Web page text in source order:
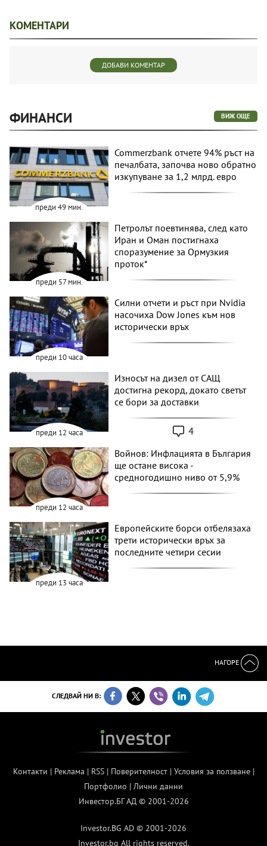
КОМЕНТАРИ
ДОБАВИ КОМЕНТАР
ФИНАНСИ ВИЖ ОЩЕ
преди 49 мин.
Commerzbank отчете 94% ръст на
печалбата, започва ново обратно
изкупуване за 1,2 млрд. евро
преди 57 мин.
Петролът поевтинява, след като
Иран и Оман постигнаха
споразумение за Ормузкия
проток*
преди 10 часа
Силни отчети и ръст при Nvidia
насочиха Dow Jones към нов
исторически връх
преди 12 часа
Износът на дизел от САЩ
достигна рекорд, докато светът
се бори за доставки
4
преди 12 часа
Войнов: Инфлацията в България
ще остане висока -
средногодишно ниво от 5,9%
преди 13 часа
Европейските борси отбелязаха
трети исторически връх за
последните четири сесии
НАГОРЕ
СЛЕДВАЙ НИ В:
Контакти | Реклама | RSS| Поверителност| Условия за ползване|
Портфолио | Лични данни
Инвестор.БГ АД © 2001-2026
Investor.BG AD © 2001-2026
Investor.bg All rights reserved.